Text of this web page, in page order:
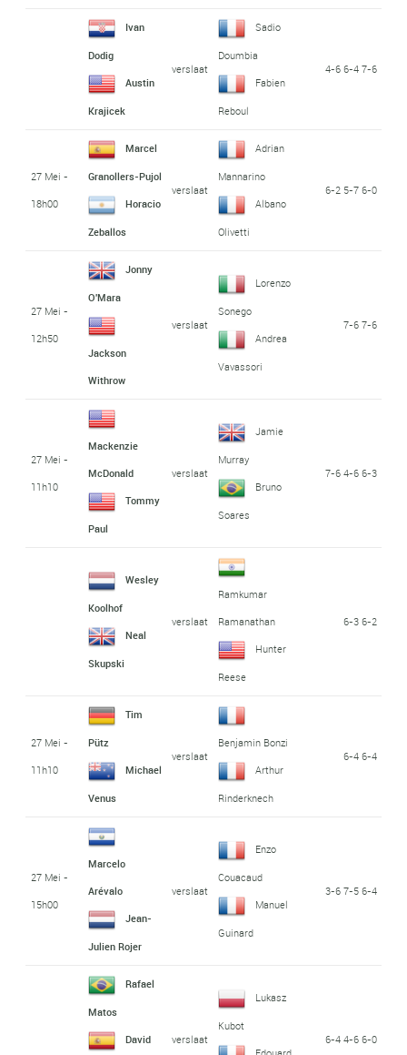
Ivan
Dodig
Austin
Krajicek
verslaat
Sadio
Doumbia
Fabien
Reboul
4-6 6-4 7-6
27 Mei -
18h00
Marcel
Granollers-Pujol
Horacio
Zeballos
verslaat
Adrian
Mannarino
Albano
Olivetti
6-2 5-7 6-0
27 Mei -
12h50
Jonny
O'Mara
Jackson
Withrow
verslaat
Lorenzo
Sonego
Andrea
Vavassori
7-6 7-6
27 Mei -
11h10
Mackenzie
McDonald
Tommy
Paul
verslaat
Jamie
Murray
Bruno
Soares
7-6 4-6 6-3
Wesley
Koolhof
Neal
Skupski
verslaat
Ramkumar
Ramanathan
Hunter
Reese
6-3 6-2
27 Mei -
11h10
Tim
Pütz
Michael
Venus
verslaat
Benjamin Bonzi
Arthur
Rinderknech
6-4 6-4
27 Mei -
15h00
Marcelo
Arévalo
Jean-
Julien Rojer
verslaat
Enzo
Couacaud
Manuel
Guinard
3-6 7-5 6-4
Rafael
Matos
David
verslaat
Lukasz
Kubot
6-4 4-6 6-0